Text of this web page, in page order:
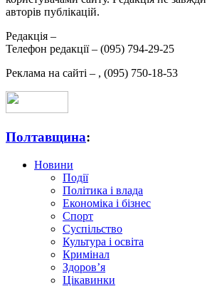
авторів публікацій.
Редакція –
Телефон редакції – (095) 794-29-25
Реклама на сайті – , (095) 750-18-53
Полтавщина:
Новини
Події
Політика і влада
Економіка і бізнес
Спорт
Суспільство
Культура і освіта
Кримінал
Здоров’я
Цікавинки